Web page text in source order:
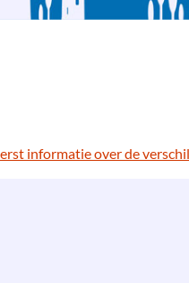
informatie over de